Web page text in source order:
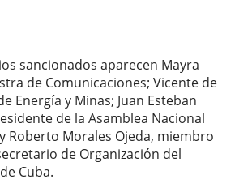
sancionados aparecen Mayra
de Comunicaciones; Vicente de
Energía y Minas; Juan Esteban
de la Asamblea Nacional
Roberto Morales Ojeda, miembro
de Organización del
Cuba.